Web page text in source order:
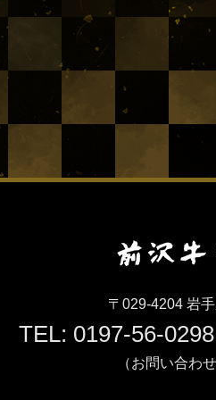
〒029-4204 岩
TEL: 0197-56-
（お問い合わ